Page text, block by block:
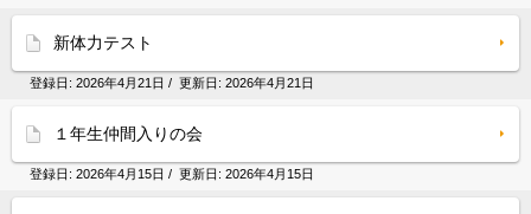
新体力テスト
登録日: 2026年4月21日 / 更新日: 2026年4月21日
１年生仲間入りの会
登録日: 2026年4月15日 / 更新日: 2026年4月15日